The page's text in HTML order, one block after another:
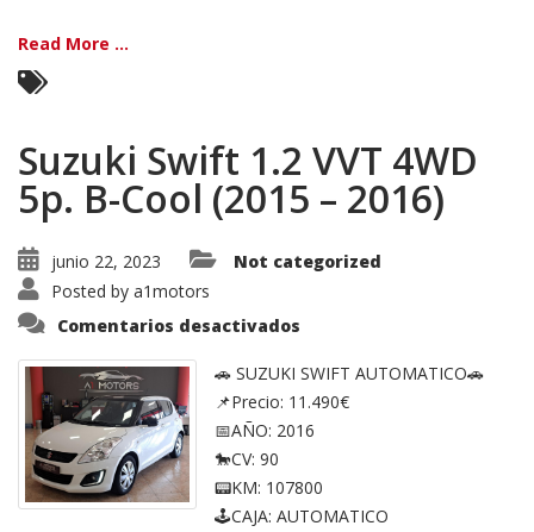
Read More ...
Suzuki Swift 1.2 VVT 4WD
5p. B-Cool (2015 – 2016)
junio 22, 2023
Not categorized
Posted by a1motors
Comentarios desactivados
1.2
VVT
4WD
B-
–
2016)
🚗 SUZUKI SWIFT AUTOMATICO🚗
📌Precio: 11.490€
📅AÑO: 2016
🐎CV: 90
📟KM: 107800
🕹CAJA: AUTOMATICO